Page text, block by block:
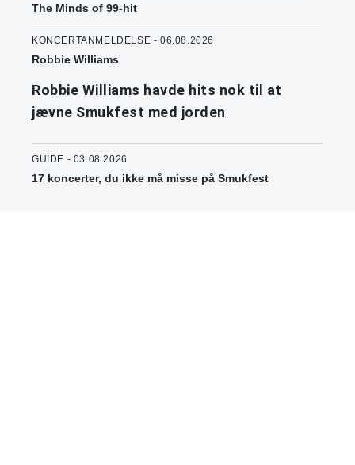
The Minds of 99-hit
KONCERTANMELDELSE - 06.08.2026
Robbie Williams
Robbie Williams havde hits nok til at
jævne Smukfest med jorden
GUIDE - 03.08.2026
17 koncerter, du ikke må misse på Smukfest